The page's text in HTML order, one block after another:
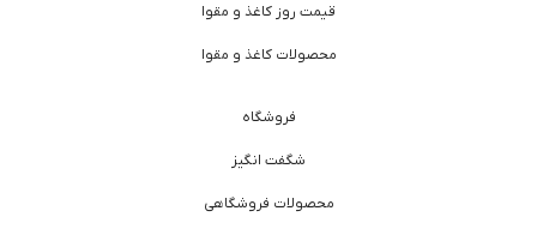
قیمت روز کاغذ و مقوا
محصولات کاغذ و مقوا
فروشگاه
شگفت انگیز
محصولات فروشگاهی